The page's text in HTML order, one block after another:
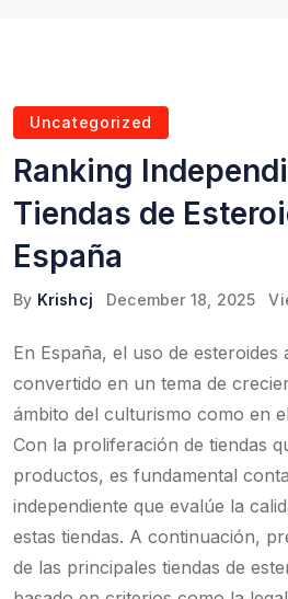
Uncategorized
Ranking
Tiendas de
España
By Krishcj December 18, 2025
En España, el uso de esteroides
convertido en un tema de
ámbito del culturismo como en
Con la proliferación de tiendas
productos, es fundamental
independiente que evalúe la
estas tiendas. A continuación,
de las principales tiendas de